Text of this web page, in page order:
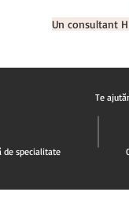
Un consultant
Te
de specialitate